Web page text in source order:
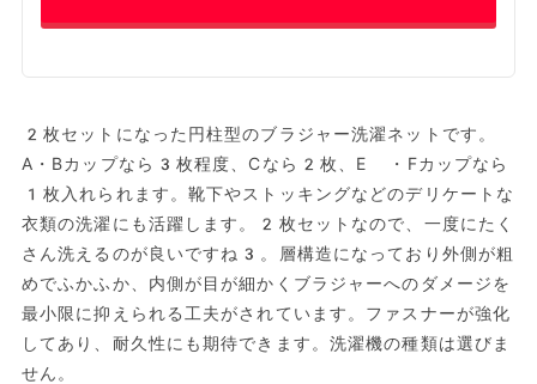
2枚セットになった円柱型のブラジャー洗濯ネットです。
A・Bカップなら3枚程度、Cなら2枚、E ・Fカップなら
1枚入れられます。靴下やストッキングなどのデリケートな
衣類の洗濯にも活躍します。2枚セットなので、一度にたく
さん洗えるのが良いですね3。層構造になっており外側が粗
めでふかふか、内側が目が細かくブラジャーへのダメージを
最小限に抑えられる工夫がされています。ファスナーが強化
してあり、耐久性にも期待できます。洗濯機の種類は選びま
せん。